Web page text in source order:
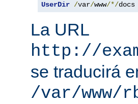
UserDir /var/www/*/docs
La URL
http://
se traducirá
/var/www/